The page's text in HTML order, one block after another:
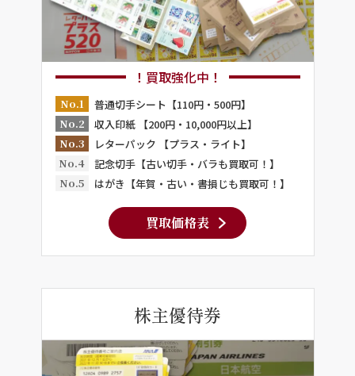
！買取強化中！
No.1
普通切手シート【110円・500円】
No.2
収入印紙 【200円・10,000円以上】
No.3
レターパック 【プラス・ライト】
No.4
記念切手【古い切手・バラも買取可！】
No.5
はがき【年賀・古い・書損じも買取可！】
買取価格表
株主優待券